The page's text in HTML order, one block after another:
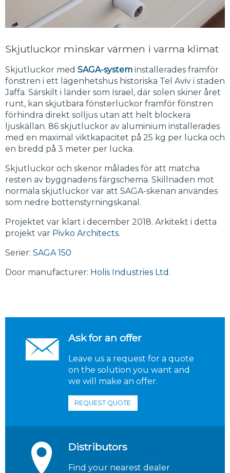
Skjutluckor minskar värmen i varma klimat
Skjutluckor med SAGA-system installerades framför
fönstren i ett lägenhetshus historiska Tel Aviv i staden
Jaffa. Särskilt i länder som Israel, där solen skiner året
runt, kan skjutbara fönsterluckor framför fönstren
förhindra direkt solljus utan att helt blockera
ljuskällan. 86 skjutluckor av aluminium installerades
med en maximal viktkapacitet på 25 kg per lucka och
en bredd på 3 meter per lucka.
Skjutluckor och skenor målades för att matcha
resten av byggnadens färgschema. Skillnaden mot
normala skjutluckor var att SAGA-skenan användes
som nedre bottenstyrningskanal.
Projektet var klart i december 2018. Arkitekt i detta
projekt var Pivko Architects.
Serier: SAGA 150
Door manufacturer: Holis Industries Ltd.
Ask for an offer
Leave us a request for a quote
on the solution you want and
we will make an offer.
REQUEST QUOTE
Distributors
Find your nearest dealer